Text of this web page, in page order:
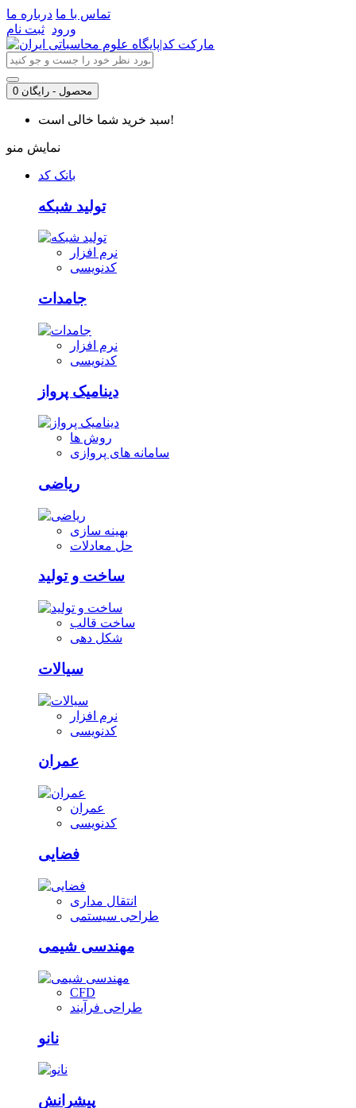
تماس با ما درباره ما
ورود ثبت نام
0 محصول - رایگان
سبد خرید شما خالی است!
نمایش منو
بانک کد
تولید شبکه
نرم افزار
کدنویسی
جامدات
نرم افزار
کدنویسی
دینامیک پرواز
روش ها
سامانه های پروازی
ریاضی
بهینه سازی
حل معادلات
ساخت و تولید
ساخت قالب
شکل دهی
سیالات
نرم افزار
کدنویسی
عمران
عمران
کدنویسی
فضایی
انتقال مداری
طراحی سیستمی
مهندسی شیمی
CFD
طراحی فرآیند
نانو
پیشرانش